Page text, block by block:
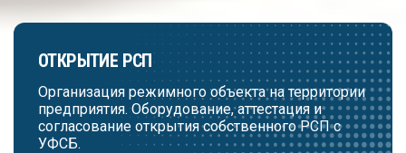
ОТКРЫТИЕ РСП
Организация режимного объекта на территории
предприятия. Оборудование, аттестация и
согласование открытия собственного РСП с
УФСБ.